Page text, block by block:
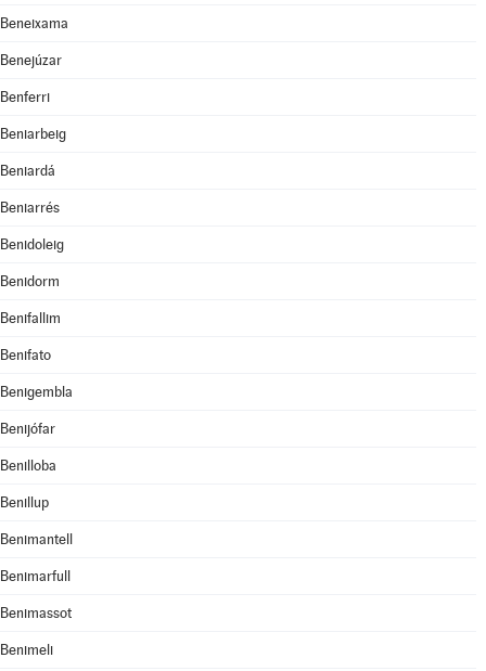
Beneixama
Benejúzar
Benferri
Beniarbeig
Beniardá
Beniarrés
Benidoleig
Benidorm
Benifallim
Benifato
Benigembla
Benijófar
Benilloba
Benillup
Benimantell
Benimarfull
Benimassot
Benimeli